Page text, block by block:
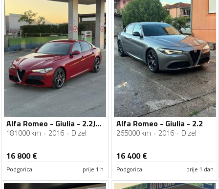
Alfa Romeo - Giulia - 2.2JTDM
181000 km 2016 Dizel
16 800€
Podgorica prije 1 h
Alfa Romeo - Giulia - 2.2
265000 km 2016 Dizel
16 400€
Podgorica prije 1 dan